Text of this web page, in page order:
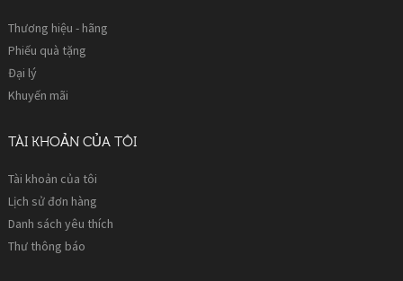
Thương hiệu - hãng
Phiếu quà tặng
Đại lý
Khuyến mãi
TÀI KHOẢN CỦA TÔI
Tài khoản của tôi
Lịch sử đơn hàng
Danh sách yêu thích
Thư thông báo